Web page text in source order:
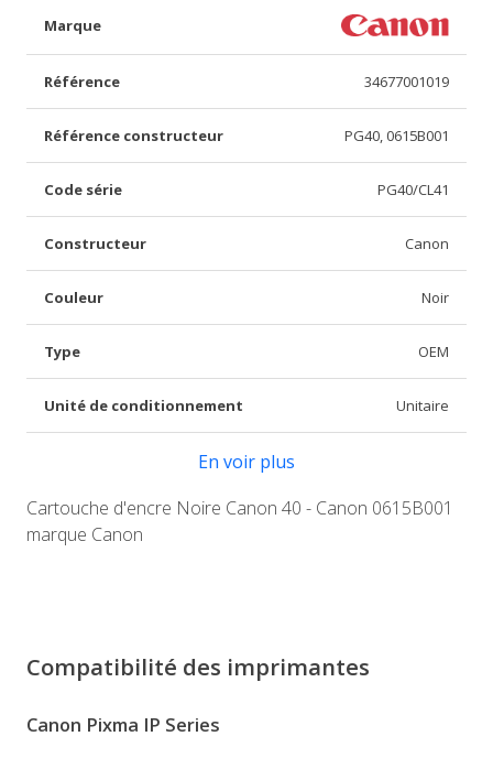
Marque
Référence 34677001019
Référence constructeur PG40, 0615B001
Code série PG40/CL41
Constructeur Canon
Couleur Noir
Type OEM
Unité de conditionnement Unitaire
En voir plus
Cartouche d'encre Noire Canon 40 - Canon 0615B001
marque Canon
Compatibilité des imprimantes
Canon Pixma IP Series